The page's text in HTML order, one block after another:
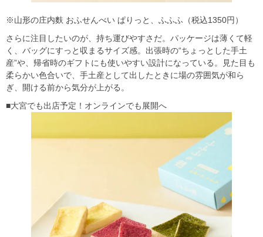
※山形の庄内麩 おふせんべい ぱりっと、ふふふ（税込1350円）
さらに注目したいのが、持ち運びやすさだ。パッケージは薄くて軽
く、バッグにすっと収まるサイズ感。出張時の“ちょっとした手土
産”や、帰省時のギフトにも使いやすい設計になっている。見た目も
柔らかい色合いで、手土産として出したときに場の雰囲気が和ら
ぎ、開ける前から気分が上がる。
■大宮でも出店予定！オンラインでも展開へ